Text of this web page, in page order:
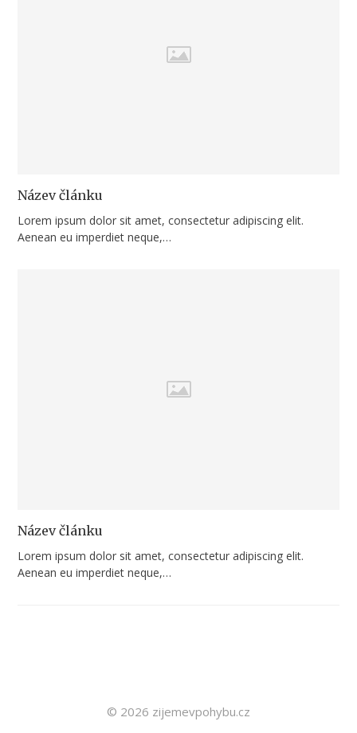
Název článku
Lorem ipsum dolor sit amet, consectetur adipiscing elit.
Aenean eu imperdiet neque,…
Název článku
Lorem ipsum dolor sit amet, consectetur adipiscing elit.
Aenean eu imperdiet neque,…
© 2026 zijemevpohybu.cz